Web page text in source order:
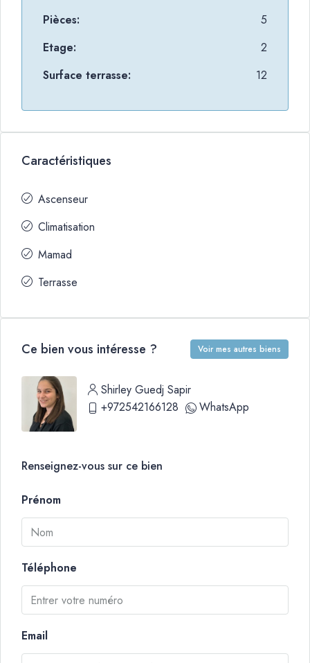
Pièces:
5
Etage:
2
Surface terrasse:
12
Caractéristiques
Ascenseur
Climatisation
Mamad
Terrasse
Ce bien vous intéresse ? Voir mes autres biens
Shirley Guedj Sapir
+972542166128
WhatsApp
Renseignez-vous sur ce bien
Prénom
Téléphone
Email